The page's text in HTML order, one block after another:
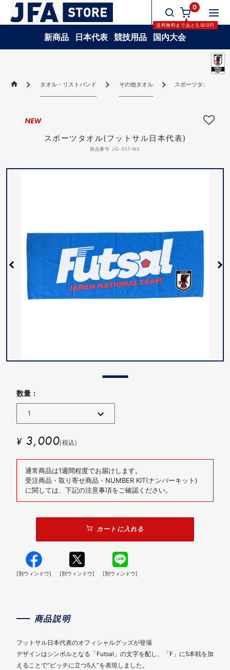
0
送料無料まであと 5,500円
新商品 日本代表 競技用品 国内大会
タオル・リストバンド その他タオル スポーツタオル(フッ
スポーツタオル(フットサル日本代表)
商品番号 JO-517-NS
NEW
数量 :
¥ 3,000(税込)
通常商品は1週間程度でお届けします。
受注商品・取り寄せ商品・NUMBER KIT(ナンバーキット)
に関しては、下記の注意事項をご確認ください。
カートに入れる
[別ウィンドウ] [別ウィンドウ] [別ウィンドウ]
商品説明
フットサル日本代表のオフィシャルグッズが登場
デザインはシンボルとなる「Futsal」の文字を配し、「F」に5本戦を加
えることで“ピッチに立つ5人”を表現しました。